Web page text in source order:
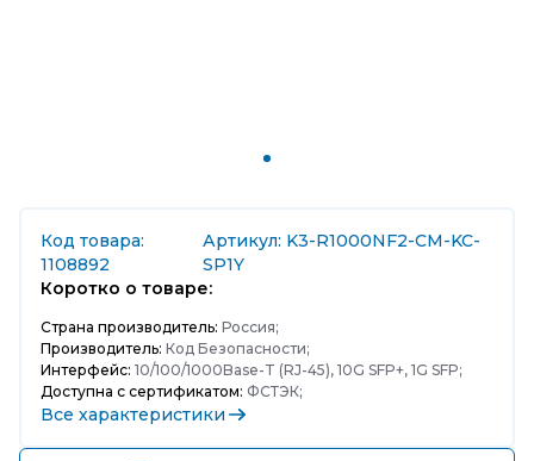
Код товара:
1108892
Артикул: K3-R1000NF2-CM-KC-
SP1Y
Коротко о товаре:
Страна производитель: Россия;
Производитель: Код Безопасности;
Интерфейс:
10/100/1000Base-T (RJ-45), 10G SFP+, 1G SFP;
Доступна с сертификатом: ФСТЭК;
Все характеристики